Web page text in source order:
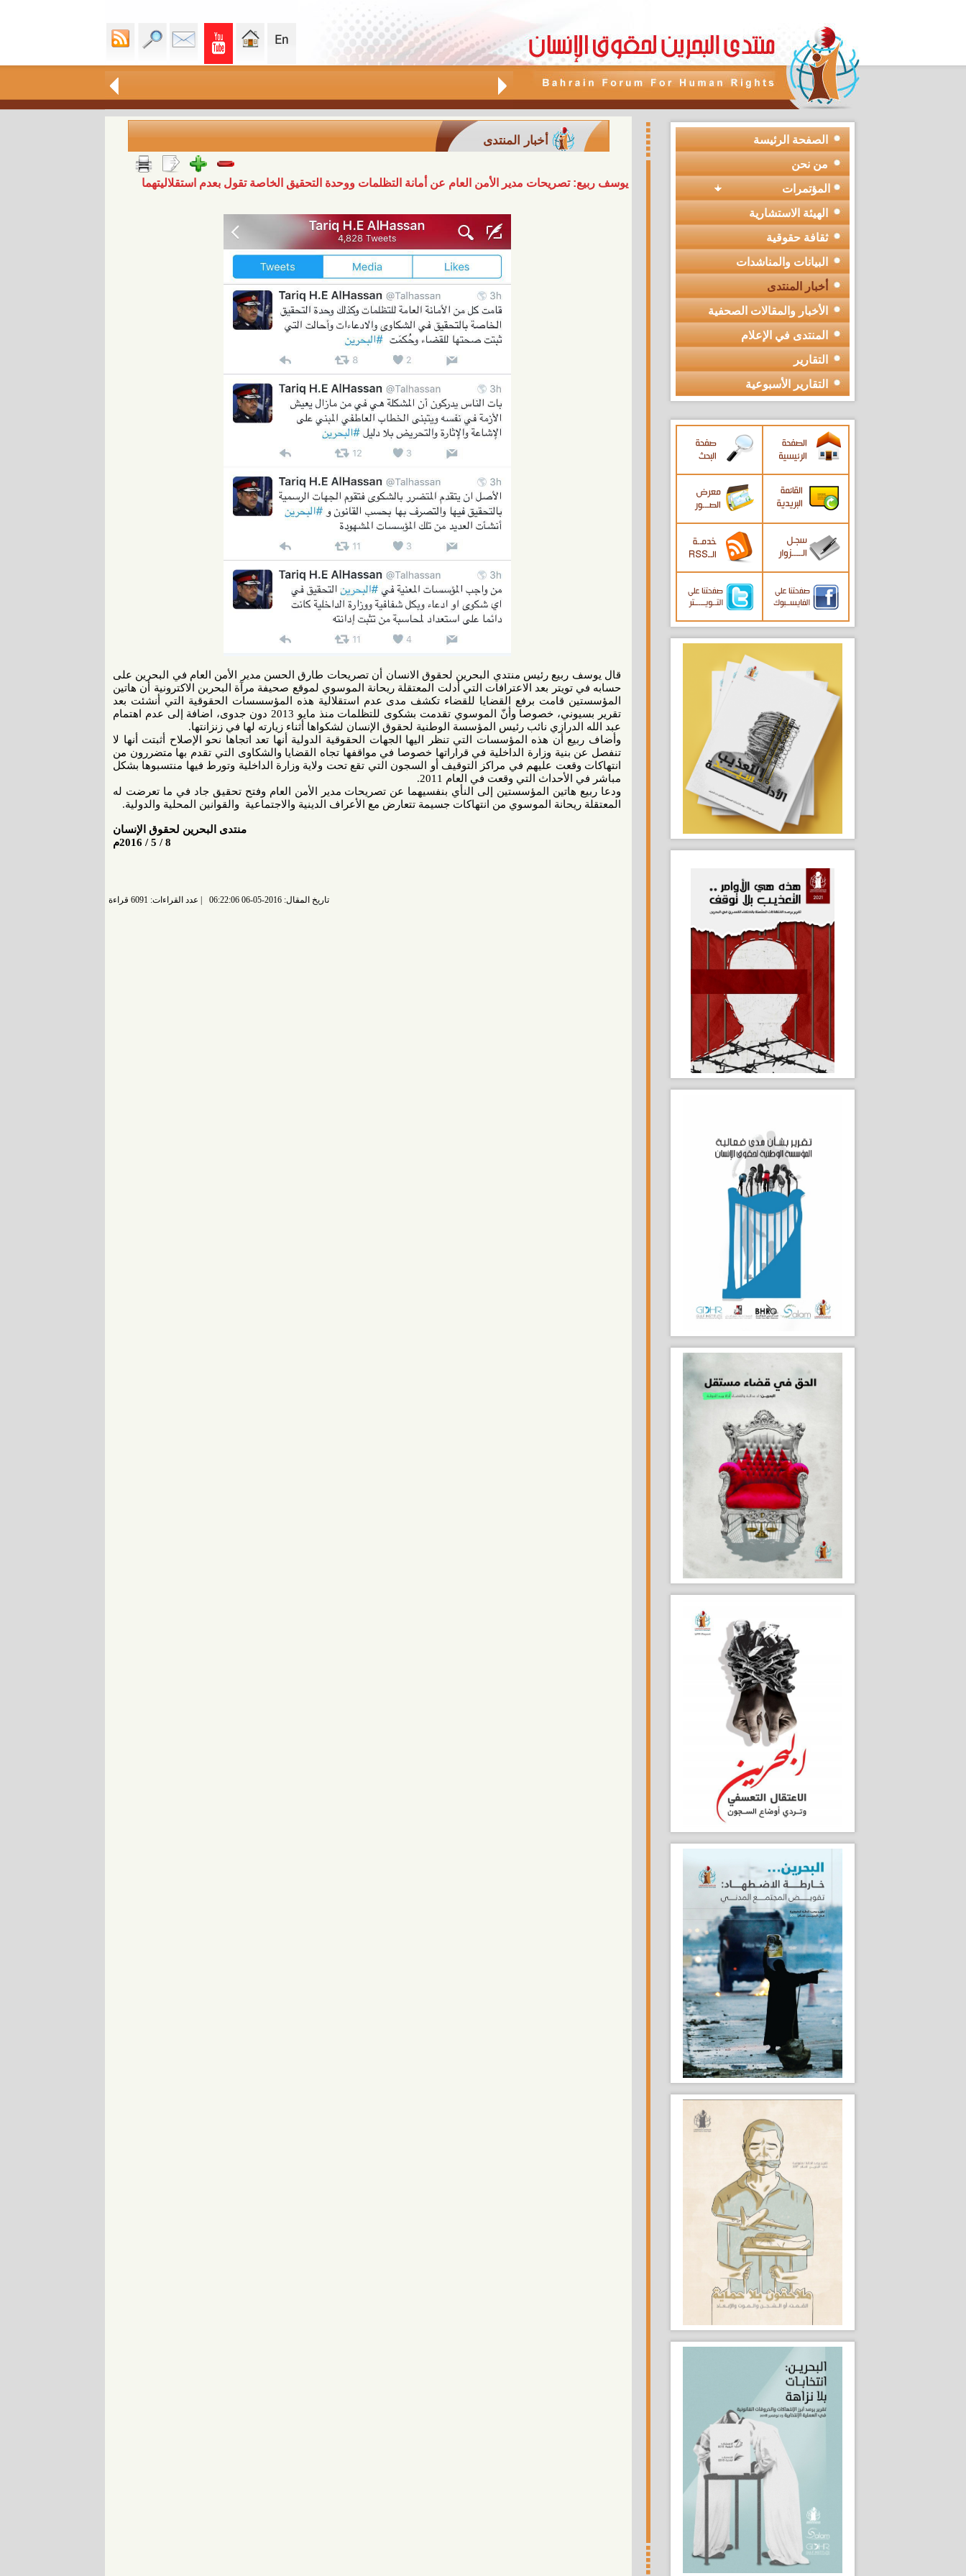
أخبار المنتدى
يوسف ربيع: تصريحات مدير الأمن العام عن أمانة التظلمات ووحدة التحقيق الخاصة تقول بعدم استقلاليتهما
قال يوسف ربيع رئيس منتدي البحرين لحقوق الانسان أن تصريحات طارق الحسن مدير الأمن العام في البحرين على
حسابه في تويتر بعد الاعترافات التي أدلت المعتقلة ريحانة الموسوي لموقع صحيفة مرآة البحربن الاكترونية أن هاتين
المؤسستين قامت برفع القضايا للقضاء تكشف مدى عدم استقلالية هذه المؤسسسات الحقوقية التي أنشئت بعد
تقرير بسيوني، خصوصا وأنّ الموسوي تقدمت بشكوى للتظلمات منذ مايو 2013 دون جدوى، اضافة إلى عدم اهتمام
عبد الله الدرازي نائب رئيس المؤسسة الوطنية لحقوق الإنسان لشكواها أثناء زيارته لها في زنزانتها.
وأضاف ربيع أن هذه المؤسسات التي تنظر اليها الجهات الحقوقية الدولية أنها تعد اتجاها نحو الإصلاح أثبتت أنها لا
تنفصل عن بنية وزارة الداخلية في قراراتها خصوصا في مواقفها تجاه القضايا والشكاوى التي تقدم بها متضررون من
انتهاكات وقعت عليهم في مراكز التوقيف أو السجون التي تقع تحت ولاية وزارة الداخلية وتورط فيها منتسبوها بشكل
مباشر في الأحداث التي وقعت في العام 2011.
ودعا ربيع هاتين المؤسستين إلى النأي بنفسيهما عن تصريحات مدير الأمن العام وفتح تحقيق جاد في ما تعرضت له
المعتقلة ريحانة الموسوي من انتهاكات جسيمة تتعارض مع الأعراف الدينية والاجتماعية والقوانين المحلية والدولية.
منتدى البحرين لحقوق الإنسان
8 / 5 / 2016م
تاريخ المقال: 2016-05-06 06:22:06
الصفحة الرئيسة
من نحن
المؤتمرات
الهيئة الاستشارية
ثقافة حقوقية
البيانات والمناشدات
أخبار المنتدى
الأخبار والمقالات الصحفية
المنتدى في الإعلام
التقارير
التقارير الأسبوعية